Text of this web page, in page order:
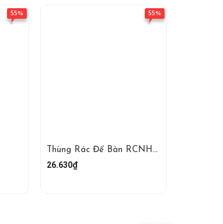
55% 55%
Thùng Rác Để Bàn RCNHUA137
26.630₫